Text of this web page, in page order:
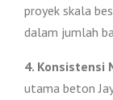
proyek skala
dalam jumlah
4. Konsistensi
utama beton